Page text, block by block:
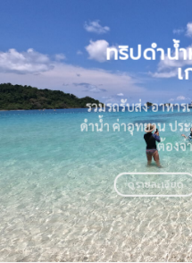
ทริปดำน้
รวมรถรับส่ง อาหา
ดำน้ำ ค่าอุทยาน ปร
ต้องจ่
ดูรายละเอียด